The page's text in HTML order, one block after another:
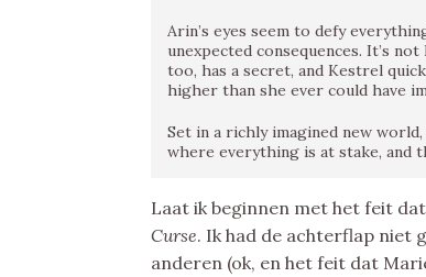
Arin’s eyes seem to defy
unexpected consequences. It’s
too, has a secret, and Kestrel
higher than she ever could have
Set in a richly imagined new
where everything is at stake, and
Laat ik beginnen met het feit
Curse. Ik had de achterflap niet
anderen (ok, en het feit dat